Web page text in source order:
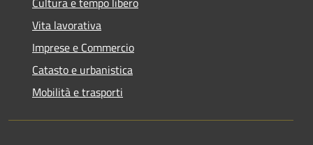
Vita lavorativa
Imprese e Commercio
Catasto e urbanistica
Mobilità e trasporti